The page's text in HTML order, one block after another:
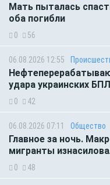
Мать пыталась
оба погибли
0 56
06.08.2026 12:55
удара украинских
0 42
06.08.2026 07:11 Общество
Главное за ночь.
мигранты
0 48